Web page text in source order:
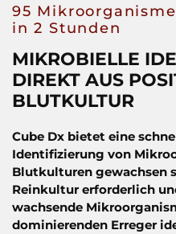
95
in 2 Stunden
MIKROBIELLE
DIREKT AUS
BLUTKULTUR
Cube Dx bietet eine
Identifizierung von
Blutkulturen gewachsen
Reinkultur erforderlich
wachsende
dominierenden Erreger